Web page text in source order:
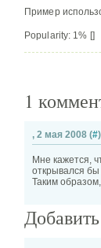
Пример
Popularity: 1% []
1
, 2 мая 2008 (#
Мне кажется,
открывался бы
Таким